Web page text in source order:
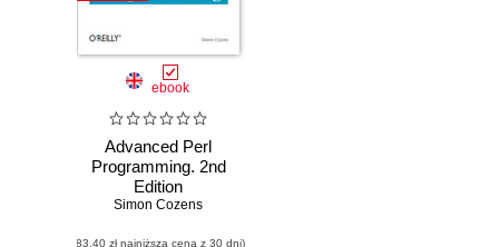
ebook
Advanced Perl
Programming. 2nd
Edition
Simon Cozens
(83,40 zł najniższa cena z 30 dni)